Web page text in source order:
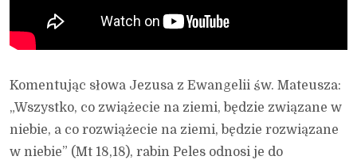
Komentując słowa Jezusa z Ewangelii św. Mateusza:
„Wszystko, co zwiążecie na ziemi, będzie związane w
niebie, a co rozwiążecie na ziemi, będzie rozwiązane
w niebie” (Mt 18,18), rabin Peles odnosi je do